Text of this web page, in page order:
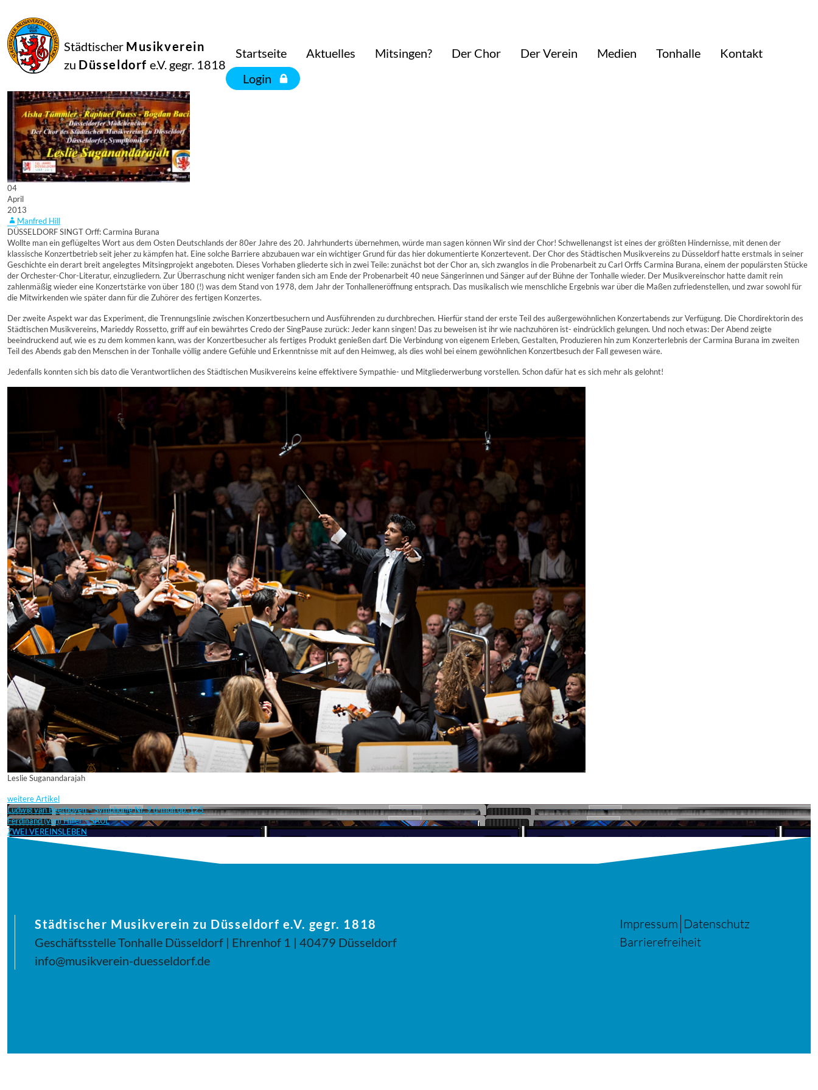
Städtischer Musikverein
zu Düsseldorf e.V. gegr. 1818
Startseite Aktuelles Mitsingen? Der Chor Der Verein Medien Tonhalle
Kontakt
Login
04
April
2013
Manfred Hill
DÜSSELDORF SINGT Orff: Carmina Burana
Wollte man ein geflügeltes Wort aus dem Osten Deutschlands der 80er Jahre des 20. Jahrhunderts übernehmen, würde man sagen können Wir sind der Chor! Schwellenangst ist eines der größten Hindernisse, mit denen der
klassische Konzertbetrieb seit jeher zu kämpfen hat. Eine solche Barriere abzubauen war ein wichtiger Grund für das hier dokumentierte Konzertevent. Der Chor des Städtischen Musikvereins zu Düsseldorf hatte erstmals in seiner
Geschichte ein derart breit angelegtes Mitsingprojekt angeboten. Dieses Vorhaben gliederte sich in zwei Teile: zunächst bot der Chor an, sich zwanglos in die Probenarbeit zu Carl Orffs Carmina Burana, einem der populärsten Stücke
der Orchester-Chor-Literatur, einzugliedern. Zur Überraschung nicht weniger fanden sich am Ende der Probenarbeit 40 neue Sängerinnen und Sänger auf der Bühne der Tonhalle wieder. Der Musikvereinschor hatte damit rein
zahlenmäßig wieder eine Konzertstärke von über 180 (!) was dem Stand von 1978, dem Jahr der Tonhalleneröffnung entsprach. Das musikalisch wie menschliche Ergebnis war über die Maßen zufriedenstellen, und zwar sowohl für
die Mitwirkenden wie später dann für die Zuhörer des fertigen Konzertes.
Der zweite Aspekt war das Experiment, die Trennungslinie zwischen Konzertbesuchern und Ausführenden zu durchbrechen. Hierfür stand der erste Teil des außergewöhnlichen Konzertabends zur Verfügung. Die Chordirektorin des
Städtischen Musikvereins, Marieddy Rossetto, griff auf ein bewährtes Credo der SingPause zurück: Jeder kann singen! Das zu beweisen ist ihr wie nachzuhören ist- eindrücklich gelungen. Und noch etwas: Der Abend zeigte
beeindruckend auf, wie es zu dem kommen kann, was der Konzertbesucher als fertiges Produkt genießen darf. Die Verbindung von eigenem Erleben, Gestalten, Produzieren hin zum Konzerterlebnis der Carmina Burana im zweiten
Teil des Abends gab den Menschen in der Tonhalle völlig andere Gefühle und Erkenntnisse mit auf den Heimweg, als dies wohl bei einem gewöhnlichen Konzertbesuch der Fall gewesen wäre.
Jedenfalls konnten sich bis dato die Verantwortlichen des Städtischen Musikvereins keine effektivere Sympathie- und Mitgliederwerbung vorstellen. Schon dafür hat es sich mehr als gelohnt!
Leslie Suganandarajah
weitere Artikel
Ludwig van Beethoven – Symphonie Nr. 9 d-moll op. 125
Ferdinand (von) Hiller – SAUL
ZWEI VEREINSLEBEN
Städtischer Musikverein zu Düsseldorf e.V. gegr. 1818
Geschäftsstelle Tonhalle Düsseldorf | Ehrenhof 1 | 40479 Düsseldorf
info@musikverein-duesseldorf.de
Impressum Datenschutz
Barrierefreiheit